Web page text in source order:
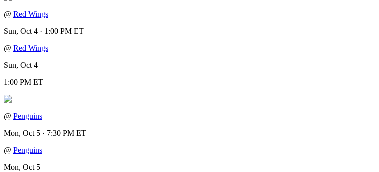
@ Red Wings
Sun, Oct 4 · 1:00 PM ET
@ Red Wings
Sun, Oct 4
1:00 PM ET
@ Penguins
Mon, Oct 5 · 7:30 PM ET
@ Penguins
Mon, Oct 5